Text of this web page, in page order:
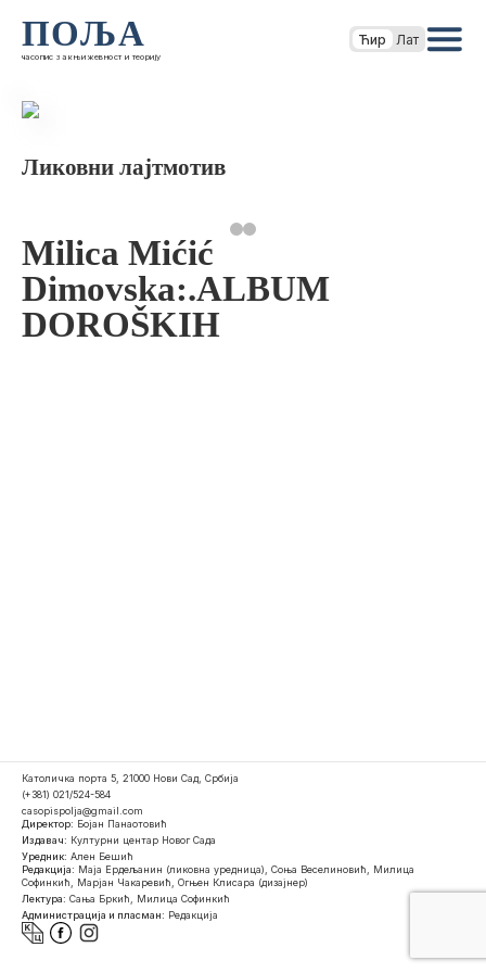
ПОЉА
часопис за књижевност и теорију
Ћир Лат
Ликовни лајтмотив
Milica Mićić
Dimovska:.ALBUM
DOROŠKIH
Католичка порта 5, 21000 Нови Сад, Србија
(+381) 021/524-584
casopispolja@gmail.com
Директор: Бојан Панаотовић
Издавач: Културни центар Новог Сада
Уредник: Ален Бешић
Редакција: Маја Ердељанин (ликовна уредница), Соња Веселиновић, Милица
Софинкић, Марјан Чакаревић, Огњен Клисара (дизајнер)
Лектура: Сања Бркић, Милица Софинкић
Администрација и пласман: Редакција